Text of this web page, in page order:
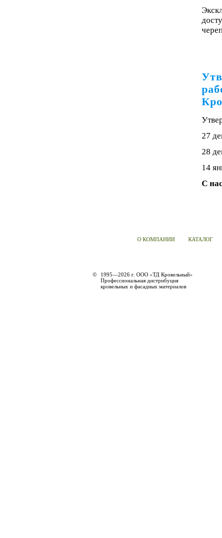
27
28
14
С
О КОМПАНИИ КАТАЛОГ
©
1995—2026 г. ООО «ТД Кровельный»
Профессиональная дистрибуция
кровельных и фасадных материалов